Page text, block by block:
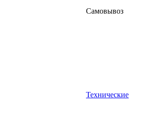
Самовывоз
Технические